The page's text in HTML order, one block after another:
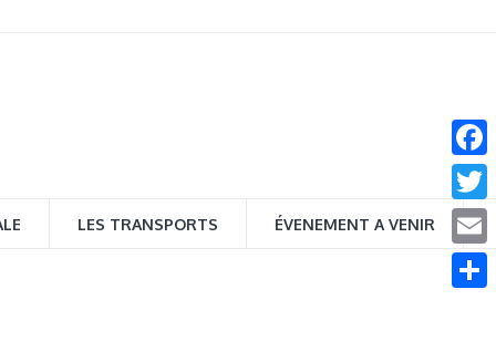
LES TRANSPORTS ÉVENEMENT A VENIR
Email